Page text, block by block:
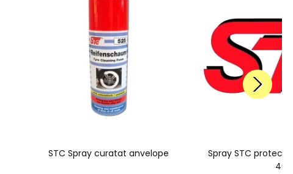
STC Spray curatat anvelope
Spray STC